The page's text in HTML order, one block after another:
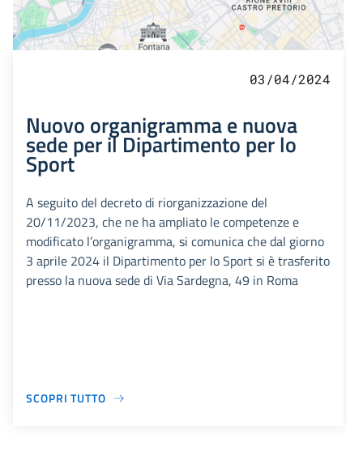
03/04/2024
Nuovo organigramma e nuova
sede per il Dipartimento per lo
Sport
A seguito del decreto di riorganizzazione del
20/11/2023, che ne ha ampliato le competenze e
modificato l’organigramma, si comunica che dal giorno
3 aprile 2024 il Dipartimento per lo Sport si è trasferito
presso la nuova sede di Via Sardegna, 49 in Roma
SCOPRI TUTTO